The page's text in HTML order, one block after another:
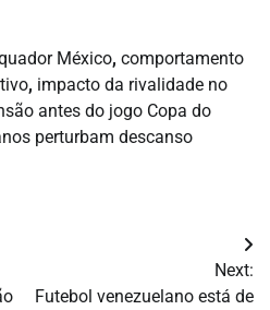
México, comportamento
, impacto da rivalidade no
antes do jogo Copa do
perturbam descanso
Next:
Futebol venezuelano está de